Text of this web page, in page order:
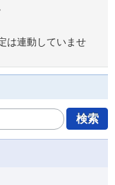
は連動していませ
検索